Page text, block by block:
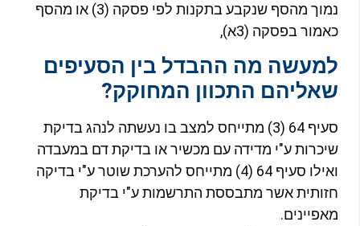
נמוך מהסף שנקבע בתקנות לפי פסקה (3) או מהסף
בפסקה (3א),
מה ההבדל בין הסעיפים
התכוון המחוקק?
סעיף 64 (3) מתייחס למצב בו נעשתה לנהג בדיקת
ע"י מדידה עם מכשיר או בדיקת דם במעבדה
ואילו סעיף 64 (4) מתייחס להערכת שוטר ע"י בדיקה
אשר מתבססת התרשמות ע"י בדיקת